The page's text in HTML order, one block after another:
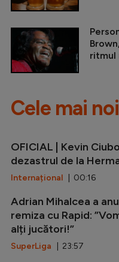
ritmul
Cele mai
OFICIAL | Kevin
dezastrul de la
Internațional | 00:16
Adrian Mihalcea a
remiza cu Rapid:
alți jucători!”
SuperLiga | 23:57